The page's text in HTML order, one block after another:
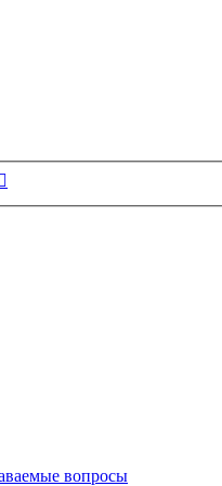
вопросы